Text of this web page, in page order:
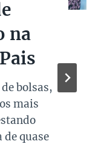
na
bolsas,
mais
quase